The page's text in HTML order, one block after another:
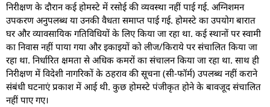
निरीक्षण के दौरान कई होमस्टे में रसोई की व्यवस्था नहीं पाई गई. अग्निशमन
उपकरण अनुपलब्ध या उनकी वैधता समाप्त पाई गई. होमस्टे का उपयोग बारात
घर और व्यावसायिक गतिविधियों के लिए किया जा रहा था. कई स्थानों पर स्वामी
का निवास नहीं पाया गया और इकाइयों को लीज/किराये पर संचालित किया जा
रहा था. निर्धारित क्षमता से अधिक कमरों का संचालन किया जा रहा था. साथ ही
निरीक्षण में विदेशी नागरिकों के ठहराव की सूचना (सी-फॉर्म) उपलब्ध नहीं कराने
संबंधी घटनाएं प्रकाश में आई थी. कुछ होमस्टे पंजीकृत होने के बावजूद संचालित
नहीं पाए गए।